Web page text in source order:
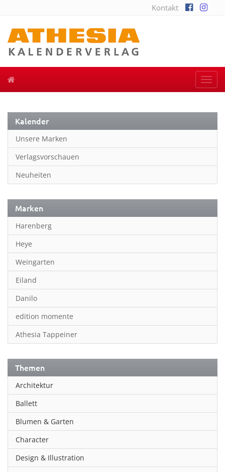
Kontakt
Kalender
Unsere Marken
Verlagsvorschauen
Neuheiten
Marken
Harenberg
Heye
Weingarten
Eiland
Danilo
edition momente
Athesia Tappeiner
Themen
Architektur
Ballett
Blumen & Garten
Character
Design & Illustration